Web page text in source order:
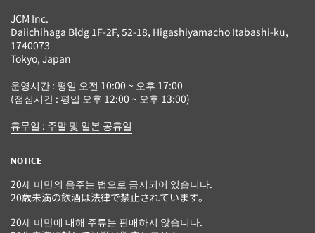
JCM Inc.
Daiichihaga Bldg 1F-2F, 52-18, Higashiyamacho Itabashi-ku,
1740073
Tokyo, Japan
운영시간 : 평일 오전 10:00 ~ 오후 17:00
(점심시간 : 평일 오후 12:00 ~ 오후 13:00)
휴무일 : 주말 및 일본 공휴일
NOTICE
20세 미만의 음주는 법으로 금지되어 있습니다.
20歳未満の飲酒は法律で禁止されています。
20세 미만에 대해 주류는 판매하지 않습니다.